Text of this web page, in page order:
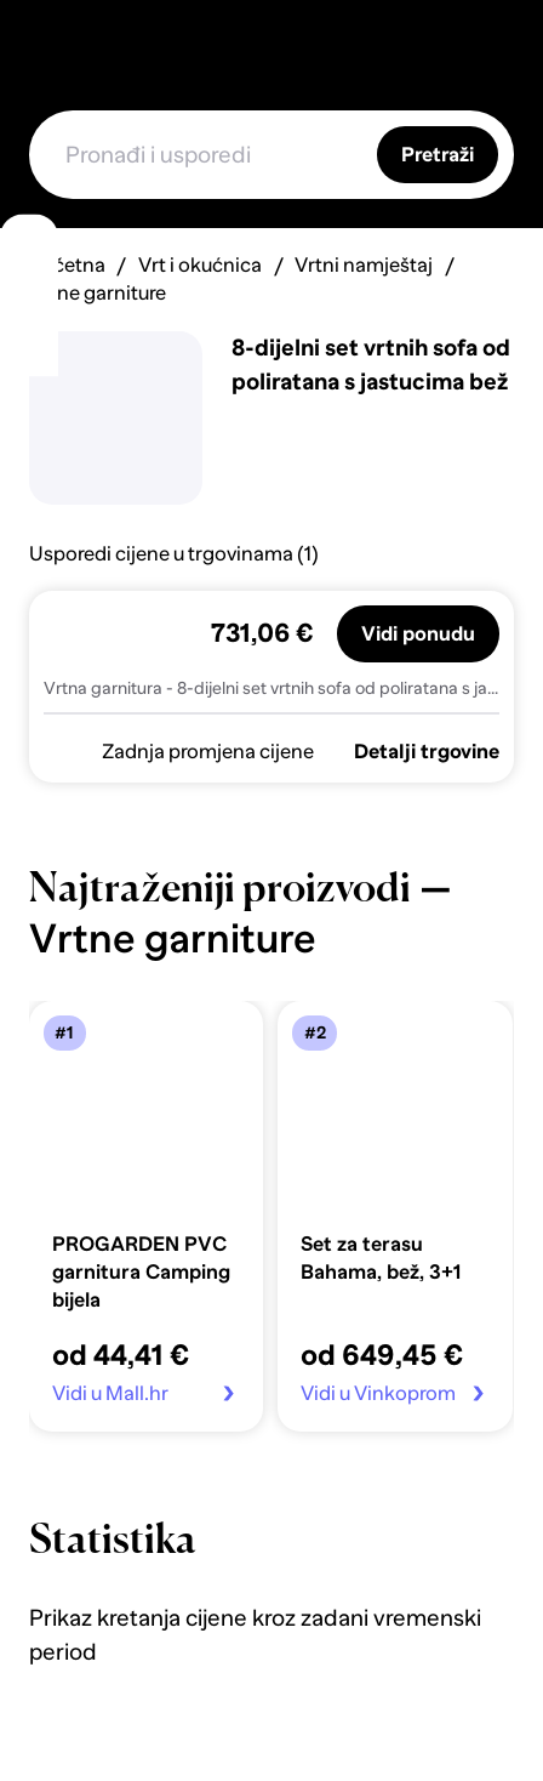
Pretraži
Početna Vrt i okućnica
Vrtni namještaj
Vrtne garniture
8-dijelni set vrtnih sofa od
poliratana s jastucima bež
Usporedi cijene u trgovinama (1)
Vrtna garnitura - 8-dijelni set vrtnih sofa od poliratana s jastucima bež - bež i siva Bez stola 1
731,06 € Vidi ponudu
Zadnja promjena cijene Detalji trgovine
Najtraženiji proizvodi —
Vrtne garniture
#1
PROGARDEN PVC
garnitura Camping
bijela
od 44,41 €
Vidi u Mall.hr
#2
Set za terasu
Bahama, bež, 3+1
od 649,45 €
Vidi u Vinkoprom
Statistika
Prikaz kretanja cijene kroz zadani vremenski
period